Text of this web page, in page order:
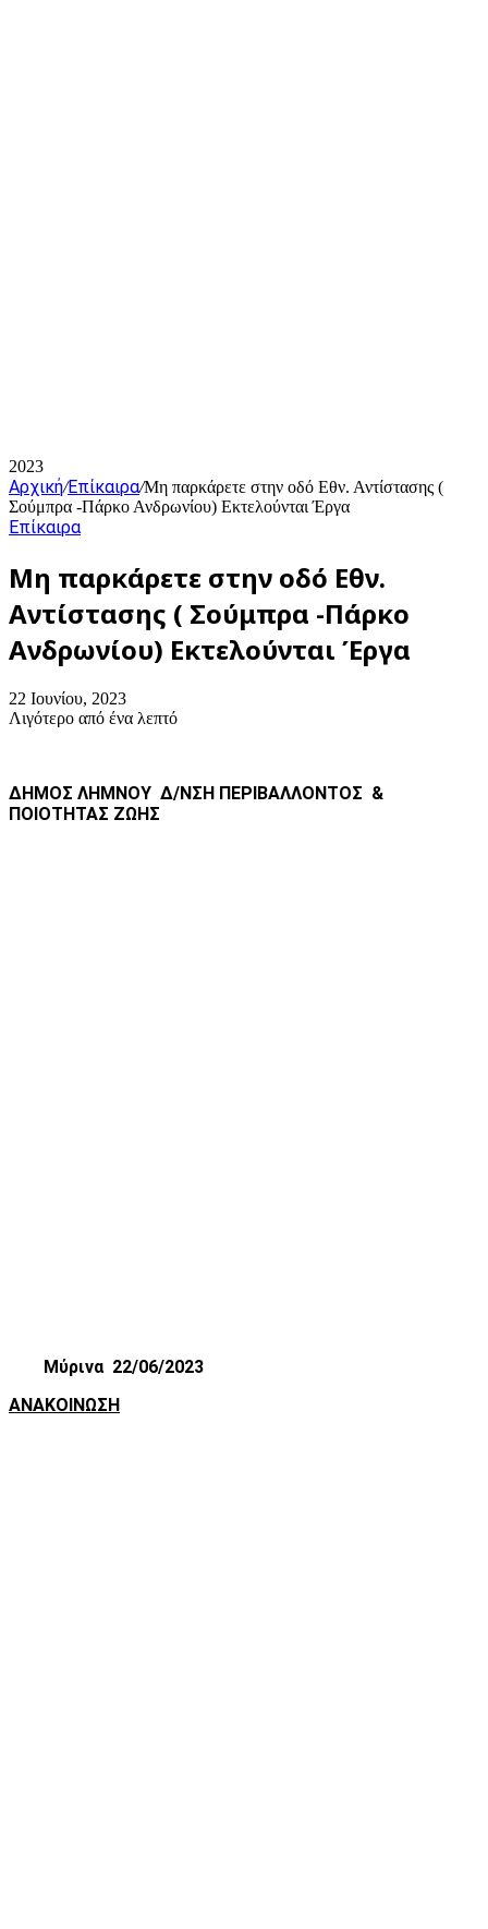
2023
Αρχική/Επίκαιρα/Μη παρκάρετε στην οδό Εθν. Αντίστασης (
Σούμπρα -Πάρκο Ανδρωνίου) Εκτελούνται Έργα
Επίκαιρα
Μη παρκάρετε στην οδό Εθν.
Αντίστασης ( Σούμπρα -Πάρκο
Ανδρωνίου) Εκτελούνται Έργα
22 Ιουνίου, 2023
Λιγότερο από ένα λεπτό
ΔΗΜΟΣ ΛΗΜΝΟΥ Δ/ΝΣΗ ΠΕΡΙΒΑΛΛΟΝΤΟΣ &
ΠΟΙΟΤΗΤΑΣ ΖΩΗΣ
Μύρινα 22/06/2023
ΑΝΑΚΟΙΝΩΣΗ